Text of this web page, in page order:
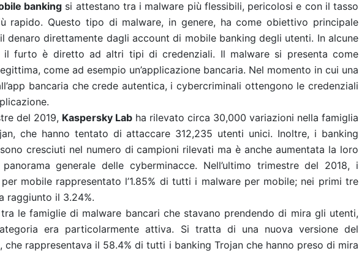
banking si attestano tra i malware più flessibili, pericolosi e con il tasso
rapido. Questo tipo di malware, in genere, ha come obiettivo principale
denaro direttamente dagli account di mobile banking degli utenti. In alcune
il furto è diretto ad altri tipi di credenziali. Il malware si presenta come
come ad esempio un’applicazione bancaria. Nel momento in cui una
bancaria che crede autentica, i cybercriminali ottengono le credenziali
del 2019, Kaspersky Lab ha rilevato circa 30,000 variazioni nella famiglia
che hanno tentato di attaccare 312,235 utenti unici. Inoltre, i banking
cresciuti nel numero di campioni rilevati ma è anche aumentata la loro
generale delle cyberminacce. Nell’ultimo trimestre del 2018, i
mobile rappresentato l’1.85% di tutti i malware per mobile; nei primi tre
raggiunto il 3.24%.
le famiglie di malware bancari che stavano prendendo di mira gli utenti,
era particolarmente attiva. Si tratta di una nuova versione del
, che rappresentava il 58.4% di tutti i banking Trojan che hanno preso di mira